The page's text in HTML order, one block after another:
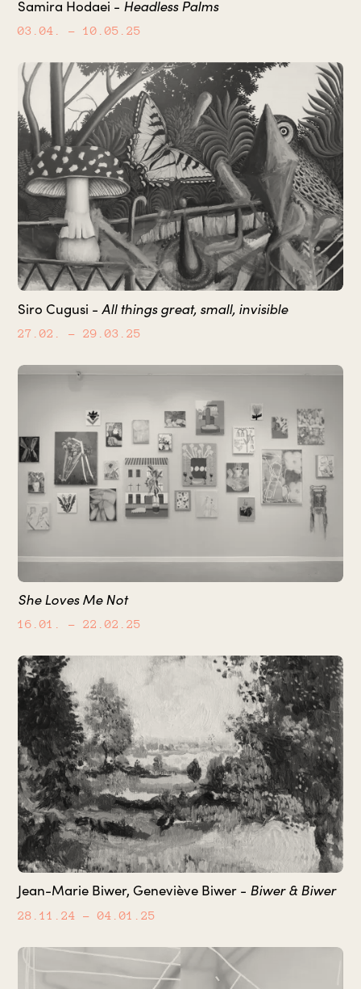
Samira Hodaei - Headless Palms
03.04. – 10.05.25
Siro Cugusi -All things great, small, invisible
27.02. – 29.03.25
She Loves Me Not
16.01. – 22.02.25
Jean-Marie Biwer, Geneviève Biwer - Biwer & Biwer
28.11.24 – 04.01.25